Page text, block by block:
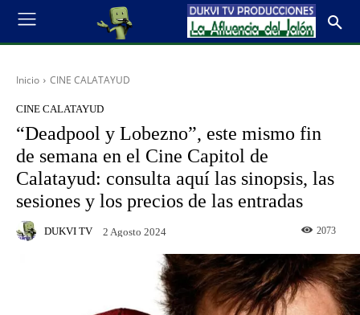
Inicio CINE CALATAYUD
CINE CALATAYUD
“Deadpool y Lobezno”, este mismo fin
de semana en el Cine Capitol de
Calatayud: consulta aquí las sinopsis, las
sesiones y los precios de las entradas
DUKVI TV 2 Agosto 2024 2073